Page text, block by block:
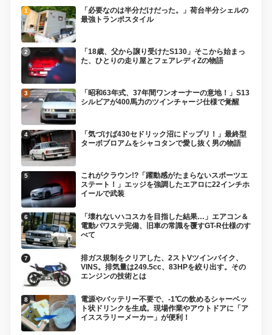
「必要なのは半分だけだった。」荷台半分シェルの
最強トランポスタイル
「18歳、父から譲り受けたS130」そこから始まっ
た、ひとりの走り屋とフェアレディZの物語
「昭和63年式、37年間ワンオーナーの意地！」S13
シルビアが400馬力のツインチャージ仕様で覚醒
「気づけば430セドリック沼にドップリ！」最終型
ターボブロアムをシャコタンで愛し抜く男の物語
これがクラウン!?「躍動感がたまらないスポーツエ
ステート！」エッジを強調したエアロに22インチホ
イールで武装
「壊れないハコスカを目指した結果…」エアコン＆
電動パワステ完備、旧車の常識を覆すGT-R仕様のす
べて
排ガス規制をクリアした、2ストVツインバイク、
VINS。排気量は249.5cc、83HPを絞り出す。その
エンジンの技術とは
電源やバッテリー不要で、-1℃の飲めるシャーベッ
ト状ドリンクを生成。現場作業やアウトドアに「ア
イススラリーメーカー」が便利！